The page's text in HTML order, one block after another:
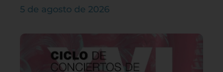
5 de agosto de 2026